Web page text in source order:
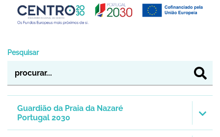
Pesquisar
Guardião da Praia da Nazaré
Portugal 2030